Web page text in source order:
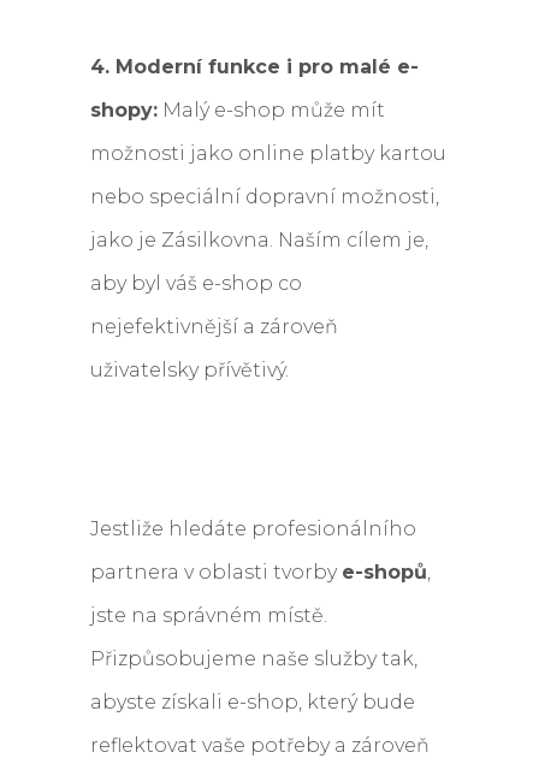
4. Moderní funkce i pro malé e-
shopy:Malý e-shop může mít
možnosti jako online platby kartou
nebo speciální dopravní možnosti,
jako je Zásilkovna. Naším cílem je,
aby byl váš e-shop co
nejefektivnější a zároveň
uživatelsky přívětivý.
Jestliže hledáte profesionálního
partnera v oblasti tvorby e-shopů
jste na správném místě.
Přizpůsobujeme naše služby tak,
abyste získali e-shop, který bude
reflektovat vaše potřeby a zároveň